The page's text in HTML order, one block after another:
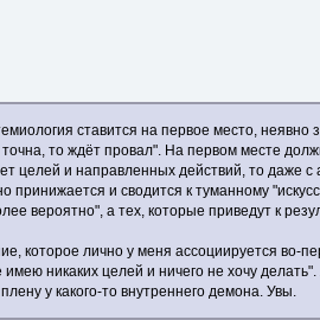
ставится на первое место, неявно
то ждёт провал". На первом месте
целей и направленных действий, то даже с
принижается и сводится к туманному
вероятно", а тех, которые приведут к
которое лично у меня ассоциируется во-
никаких целей и ничего не хочу
у какого-то внутреннего демона. Увы.